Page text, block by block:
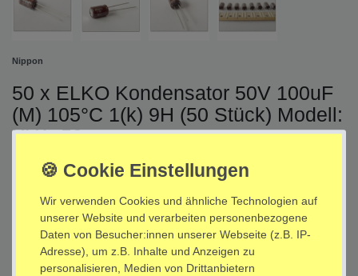
Nippon
50 x ELKO Kondensator 50V 100uF
(M) 105°C 1(k) 9H (50 Stück) Modell:
KY1x50
ArtikelnummerKY1x50
4051675012528
ELKO Kondensator 50V 100uF (M) 105°C 1(k) 9H Modell: KY1
Wir verwenden Cookies und ähnliche Technologien auf
unserer Website und verarbeiten personenbezogene
Daten von Besucher:innen unserer Webseite (z.B. IP-
Adresse), um z.B. Inhalte und Anzeigen zu
personalisieren, Medien von Drittanbietern